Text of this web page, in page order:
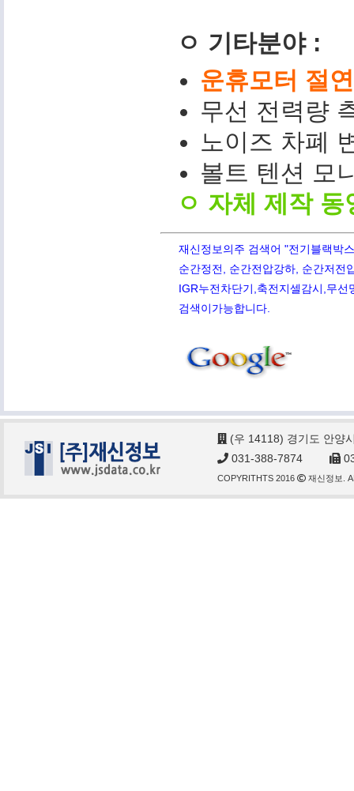
ㅇ 기타분야 :
운휴모터 절
무선 전력량
노이즈 차폐
볼트 텐션 모
ㅇ 자체 제작
재신정보의주 검색어 "전기블랙박
순간정전, 순간전압강하, 순간저전
IGR누전차단기,축전지셀감시,무
검색이가능합니다.
(우 14118) 경기도 안양
031-388-7874
COPYRITHTS 2016 재신정보.